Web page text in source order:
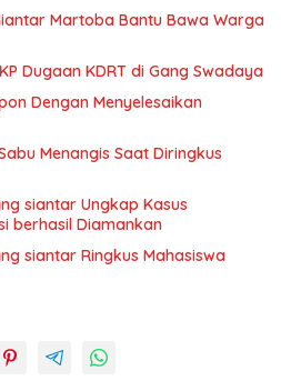
Martoba Bantu Bawa Warga
Dugaan KDRT di Gang Swadaya
Dengan Menyelesaikan
Menangis Saat Diringkus
siantar Ungkap Kasus
berhasil Diamankan
siantar Ringkus Mahasiswa